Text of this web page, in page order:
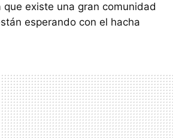
que existe una gran comunidad
esperando con el hacha